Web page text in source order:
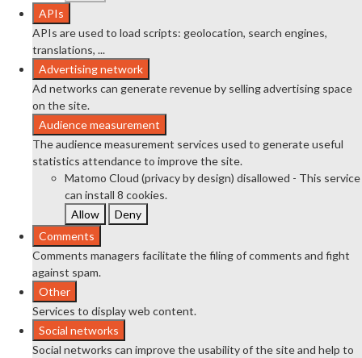
APIs
APIs are used to load scripts: geolocation, search engines,
translations, ...
Advertising network
Ad networks can generate revenue by selling advertising space
on the site.
Audience measurement
The audience measurement services used to generate useful
statistics attendance to improve the site.
Matomo Cloud (privacy by design) disallowed - This service
can install 8 cookies.
Allow
Deny
Comments
Comments managers facilitate the filing of comments and fight
against spam.
Other
Services to display web content.
Social networks
Social networks can improve the usability of the site and help to